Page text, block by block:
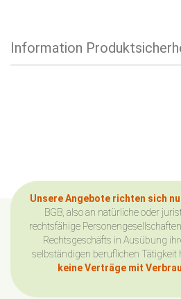
Information
Unsere Angebote richten sich
BGB, also an natürliche oder
rechtsfähige
Rechtsgeschäfts in Ausübung
selbständigen beruflichen Tätigkeit
keine Verträge mit